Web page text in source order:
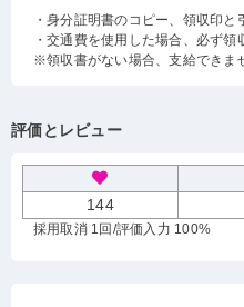
・身分証明書のコピー、領収印と
・交通費を使用した場合、必ず領
※領収書がない場合、支給できま
評価とレビュー
144
採用取消 1回 /評価入力 100%